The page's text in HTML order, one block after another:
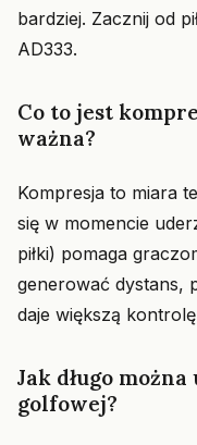
bardziej. Zacznij od
AD333.
Co to jest
ważna?
Kompresja to miara
się w momencie
piłki) pomaga
generować dystans,
daje większą
Jak długo
golfowej?